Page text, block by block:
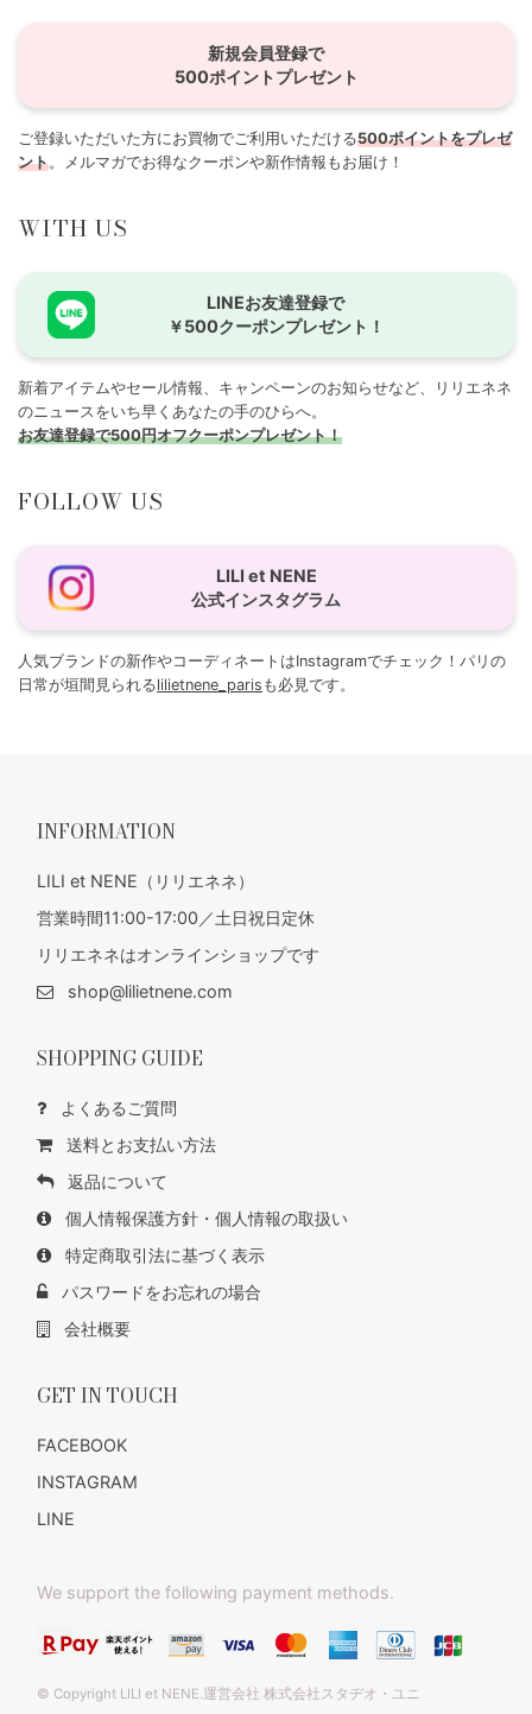
新規会員登録で
500ポイントプレゼント
ご登録いただいた方にお買物でご利用いただける500ポイントをプレゼ
ント。メルマガでお得なクーポンや新作情報もお届け！
WITH US
LINEお友達登録で
￥500クーポンプレゼント！
新着アイテムやセール情報、キャンペーンのお知らせなど、リリエネネ
のニュースをいち早くあなたの手のひらへ。
お友達登録で500円オフクーポンプレゼント！
FOLLOW US
LILI et NENE
公式インスタグラム
人気ブランドの新作やコーディネートはInstagramでチェック！パリの
日常が垣間見られるlilietnene_paris も必見です。
INFORMATION
LILI et NENE（リリエネネ）
営業時間11:00-17:00／土日祝日定休
リリエネネはオンラインショップです
shop@lilietnene.com
SHOPPING GUIDE
よくあるご質問
送料とお支払い方法
返品について
個人情報保護方針・個人情報の取扱い
特定商取引法に基づく表示
パスワードをお忘れの場合
会社概要
GET IN TOUCH
FACEBOOK
INSTAGRAM
LINE
We support the following payment methods.
© Copyright LILI et NENE.運営会社 株式会社スタヂオ・ユニ